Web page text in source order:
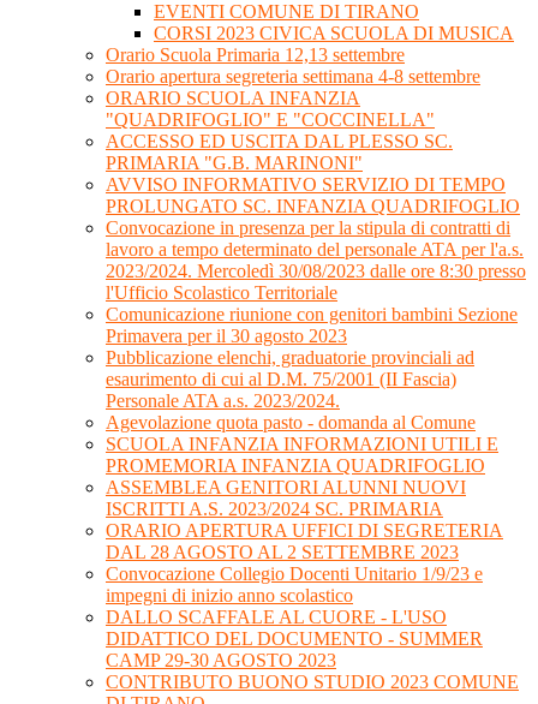
EVENTI COMUNE DI TIRANO
CORSI 2023 CIVICA SCUOLA DI MUSICA
Orario Scuola Primaria 12,13 settembre
Orario apertura segreteria settimana 4-8 settembre
ORARIO SCUOLA INFANZIA
"QUADRIFOGLIO" E "COCCINELLA"
ACCESSO ED USCITA DAL PLESSO SC.
PRIMARIA "G.B. MARINONI"
AVVISO INFORMATIVO SERVIZIO DI TEMPO
PROLUNGATO SC. INFANZIA QUADRIFOGLIO
Convocazione in presenza per la stipula di contratti di
lavoro a tempo determinato del personale ATA per l'a.s.
2023/2024. Mercoledì 30/08/2023 dalle ore 8:30 presso
l'Ufficio Scolastico Territoriale
Comunicazione riunione con genitori bambini Sezione
Primavera per il 30 agosto 2023
Pubblicazione elenchi, graduatorie provinciali ad
esaurimento di cui al D.M. 75/2001 (II Fascia)
Personale ATA a.s. 2023/2024.
Agevolazione quota pasto - domanda al Comune
SCUOLA INFANZIA INFORMAZIONI UTILI E
PROMEMORIA INFANZIA QUADRIFOGLIO
ASSEMBLEA GENITORI ALUNNI NUOVI
ISCRITTI A.S. 2023/2024 SC. PRIMARIA
ORARIO APERTURA UFFICI DI SEGRETERIA
DAL 28 AGOSTO AL 2 SETTEMBRE 2023
Convocazione Collegio Docenti Unitario 1/9/23 e
impegni di inizio anno scolastico
DALLO SCAFFALE AL CUORE - L'USO
DIDATTICO DEL DOCUMENTO - SUMMER
CAMP 29-30 AGOSTO 2023
CONTRIBUTO BUONO STUDIO 2023 COMUNE